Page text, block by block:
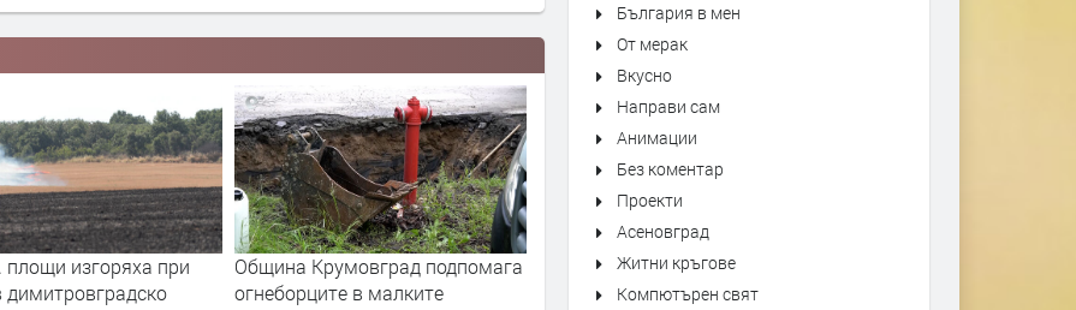
площи изгоряха при
Община Крумовград подпомага
огнеборците в малките
Първо издание на „Записки по
българските въстания“ от 1892
България в мен
От мерак
Вкусно
Направи сам
Анимации
Без коментар
Проекти
Асеновград
Житни кръгове
Компютърен свят